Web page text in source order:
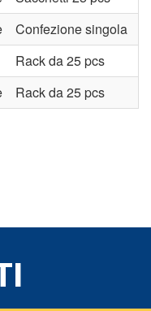
Confezione singola
Rack da 25 pcs
Rack da 25 pcs